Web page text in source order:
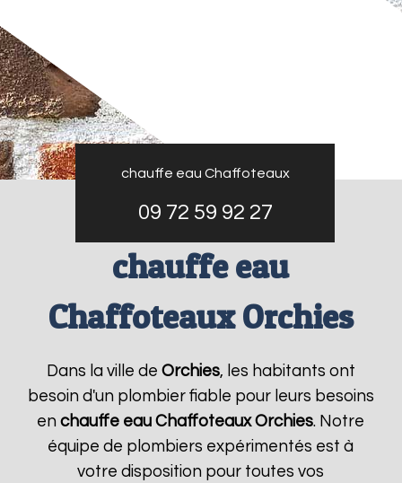
chauffe eau Chaffoteaux
09 72 59 92 27
chauffe eau
Chaffoteaux Orchies
Dans la ville de Orchies, les habitants ont
besoin d'un plombier fiable pour leurs besoins
enchauffe eau Chaffoteaux Orchies. Notre
équipe de plombiers expérimentés est à
votre disposition pour toutes vos